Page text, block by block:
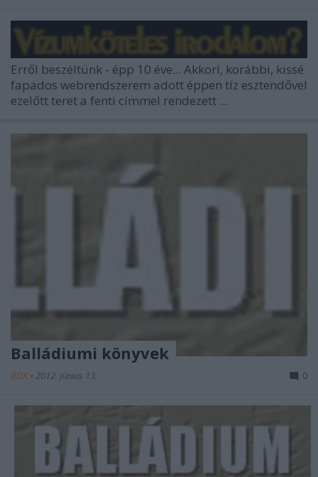
Erről beszéltünk - épp 10 éve... Akkori, korábbi, kissé
fapados webrendszerem adott éppen tíz esztendővel
ezelőtt teret a fenti címmel rendezett ...
Balládiumi könyvek
BDK • 2012. június 13. 0